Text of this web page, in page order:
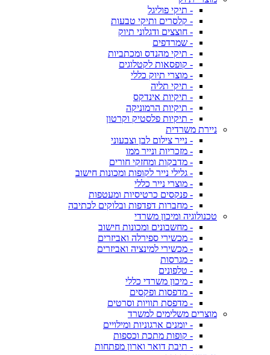
- תיקי פוליגל
- קלסרים ותיקי טבעות
- חוצצים ודגלוני תיוק
- שמרדפים
- תיקי מהנדס ומכתביות
- קופסאות לקטלוגים
- מוצרי תיוק כללי
- תיקי תליה
- תיקיות אינדקס
- תיקיות הרמוניקה
- תיקיות פלסטיק וקרטון
ניירת משרדית
- נייר צילום לבן וצבעוני
- מזכריות ונייר ממו
- מדבקות ומחזקי חורים
- גלילי נייר לקופות ומכונות חישוב
- מוצרי נייר כללי
- פנקסים כרטיסיות ומעטפות
- מחברות דפדפות ובלוקים לכתיבה
טכנולוגיה ומיכון משרדי
- מחשבונים ומכונות חישוב
- מכשירי ספירלה ואביזרים
- מכשירי למינציה ואביזרים
- מגרסות
- טלפונים
- מיכון משרדי כללי
- מדפסות ופקסים
- מדפסת תוויות וסרטים
מוצרים משלימים למשרד
- יומנים ארגוניות ומילויים
- קופות מתכת וכספות
- תיבת דואר וארון מפתחות